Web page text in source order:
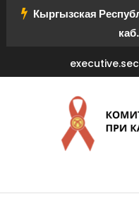
ПерейтиКыргызская